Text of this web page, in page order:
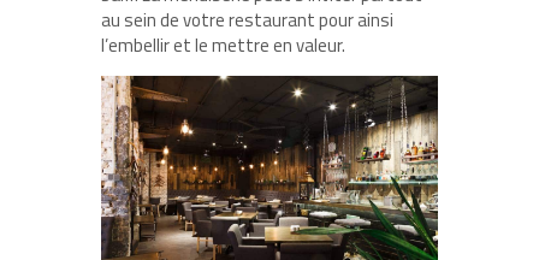
au sein de votre restaurant pour ainsi
l’embellir et le mettre en valeur.